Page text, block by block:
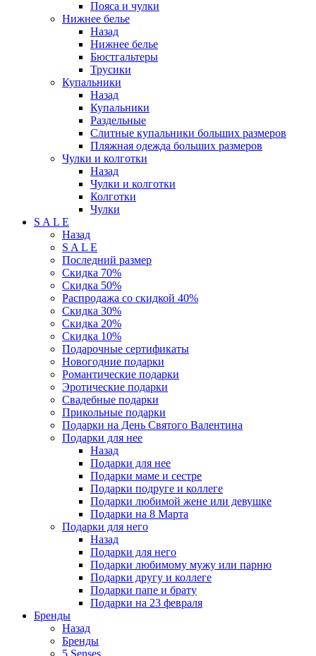
Пояса и чулки
Нижнее белье
Назад
Нижнее белье
Бюстгальтеры
Трусики
Купальники
Назад
Купальники
Раздельные
Слитные купальники больших размеров
Пляжная одежда больших размеров
Чулки и колготки
Назад
Чулки и колготки
Колготки
Чулки
S A L E
Назад
S A L E
Последний размер
Скидка 70%
Скидка 50%
Распродажа со скидкой 40%
Скидка 30%
Скидка 20%
Скидка 10%
Подарочные сертификаты
Новогодние подарки
Романтические подарки
Эротические подарки
Свадебные подарки
Прикольные подарки
Подарки на День Святого Валентина
Подарки для нее
Назад
Подарки для нее
Подарки маме и сестре
Подарки подруге и коллеге
Подарки любимой жене или девушке
Подарки на 8 Марта
Подарки для него
Назад
Подарки для него
Подарки любимому мужу или парню
Подарки другу и коллеге
Подарки папе и брату
Подарки на 23 февраля
Бренды
Назад
Бренды
5 Senses